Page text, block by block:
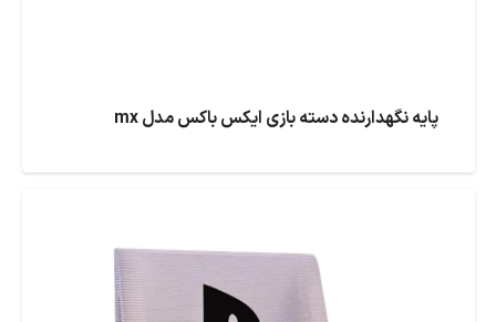
پایه نگهدارنده دسته بازی ایکس باکس مدل mx